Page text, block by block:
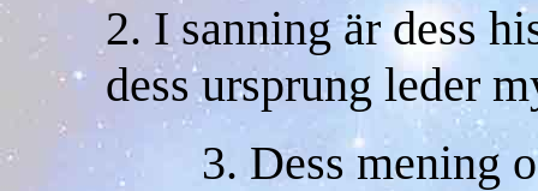
2. I sanning är dess
dess ursprung leder
3. Dess mening